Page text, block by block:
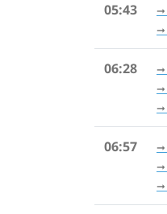
05:43
06:28
06:57